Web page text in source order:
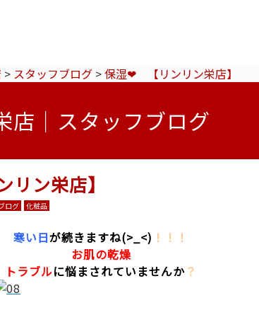
> スタッフブログ >保湿❤ 【リンリン栄店】
店｜スタッフブログ
ン栄店】
ログ 化粧品
寒い日が続きますね(>_<) ！！！
お肌の乾燥
トラブルに悩まされていませんか？